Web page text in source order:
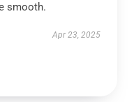
smooth.
Apr 23, 2025